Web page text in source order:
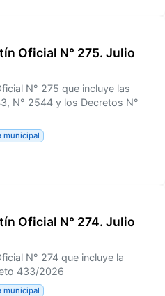
Oficial N° 275. Julio
N° 275 que incluye las
N° 2544 y los Decretos N°
municipal
Oficial N° 274. Julio
N° 274 que incluye la
433/2026
municipal